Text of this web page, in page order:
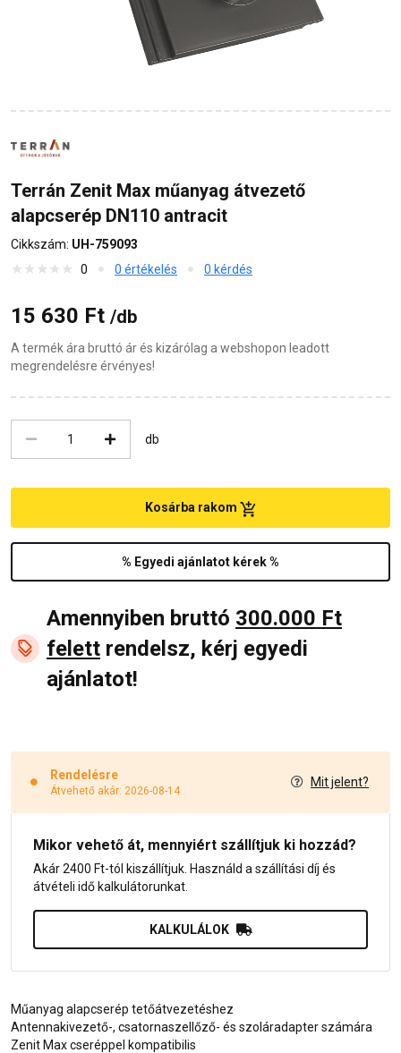
Terrán Zenit Max műanyag átvezető
alapcserép DN110 antracit
Cikkszám: UH-759093
0
0 értékelés 0 kérdés
15 630 Ft /db
A termék ára bruttó ár és kizárólag a webshopon leadott
megrendelésre érvényes!
db
% Egyedi ajánlatot kérek %
Kosárba rakom
Amennyiben bruttó 300.000 Ft
felett rendelsz, kérj egyedi
ajánlatot!
Rendelésre
Átvehető akár: 2026-08-14
Mit jelent?
Mikor vehető át, mennyiért szállítjuk ki hozzád?
Akár 2400 Ft-tól kiszállítjuk. Használd a szállítási díj és
átvételi idő kalkulátorunkat.
KALKULÁLOK
Műanyag alapcserép tetőátvezetéshez
Antennakivezető-, csatornaszellőző- és szoláradapter számára
Zenit Max cseréppel kompatibilis